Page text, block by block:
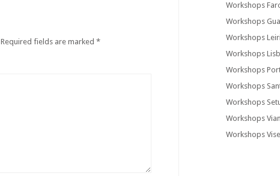
Required fields are marked *
Workshops
Workshops
Workshops
Workshops
Workshops
Workshops
Workshops
Workshops
Workshops